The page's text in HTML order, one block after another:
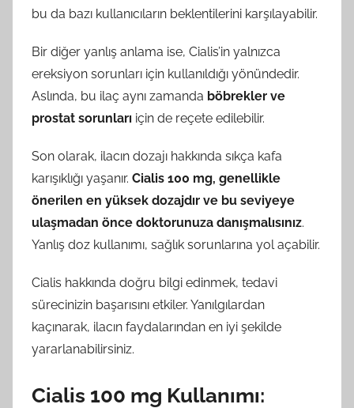
bu da bazı kullanıcıların beklentilerini karşılayabilir.
Bir diğer yanlış anlama ise, Cialis’in yalnızca
ereksiyon sorunları için kullanıldığı yönündedir.
Aslında, bu ilaç aynı zamanda böbrekler ve
prostat sorunları için de reçete edilebilir.
Son olarak, ilacın dozajı hakkında sıkça kafa
karışıklığı yaşanır. Cialis 100 mg, genellikle
önerilen en yüksek dozajdır ve bu seviyeye
ulaşmadan önce doktorunuza danışmalısınız.
Yanlış doz kullanımı, sağlık sorunlarına yol açabilir.
Cialis hakkında doğru bilgi edinmek, tedavi
sürecinizin başarısını etkiler. Yanılgılardan
kaçınarak, ilacın faydalarından en iyi şekilde
yararlanabilirsiniz.
Cialis 100 mg Kullanımı: